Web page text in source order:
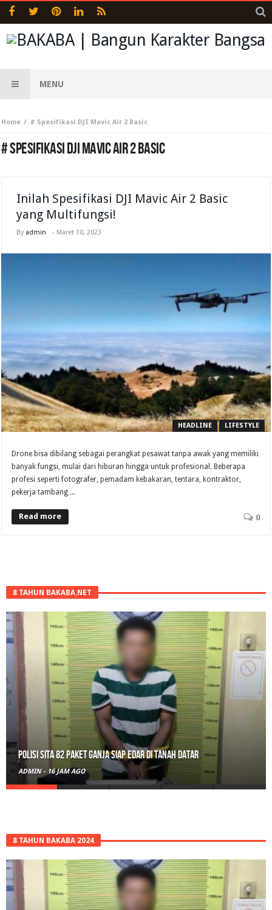
MENU
Home # Spesifikasi DJI Mavic Air 2 Basic
# SPESIFIKASI DJI MAVIC AIR 2 BASIC
Inilah Spesifikasi DJI Mavic Air 2 Basic
yang Multifungsi!
By admin - Maret 10, 2023
HEADLINE LIFESTYLE
Drone bisa dibilang sebagai perangkat pesawat tanpa awak yang memiliki
banyak fungsi, mulai dari hiburan hingga untuk profesional. Beberapa
profesi seperti fotografer, pemadam kebakaran, tentara, kontraktor,
pekerja tambang ...
Read more 0
8 TAHUN BAKABA.NET
Polisi Sita 82 Paket Ganja Siap Edar di Tanah Datar
ADMIN - 16 JAM AGO
8 TAHUN BAKABA 2024